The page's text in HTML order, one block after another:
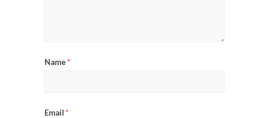
Name*
Email*